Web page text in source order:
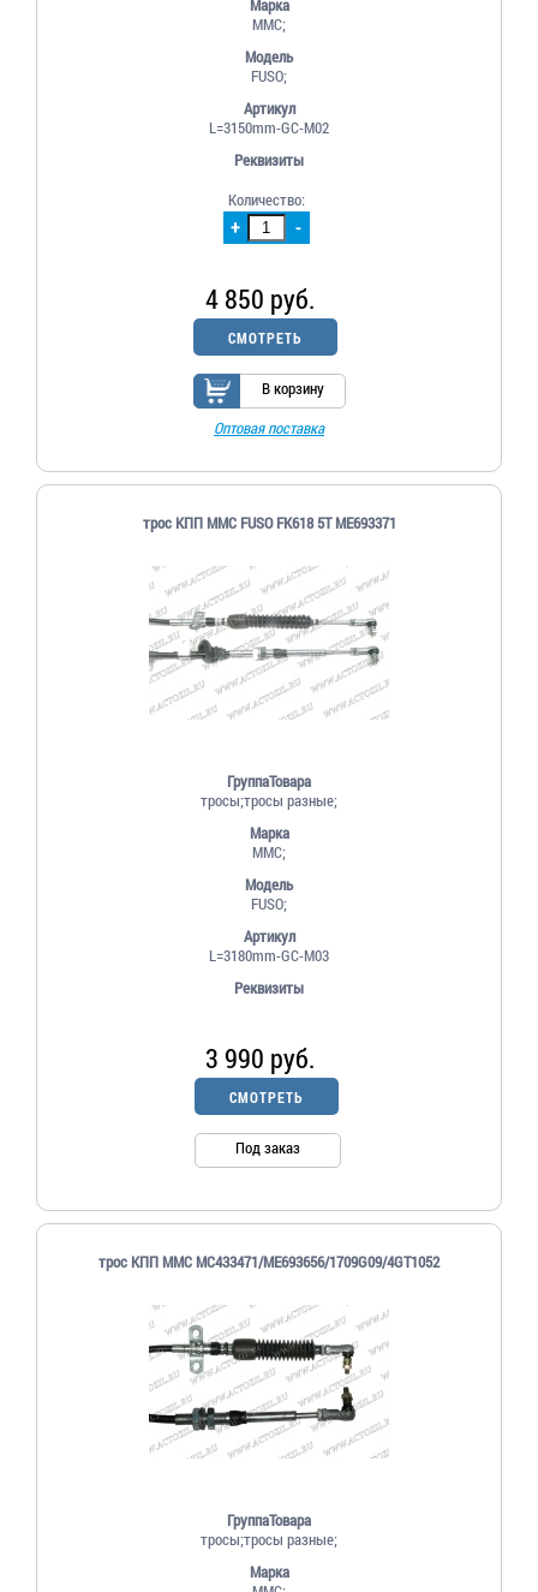
Марка
MMC;
Модель
FUSO;
Артикул
L=3150mm-GC-M02
Реквизиты
+ -
Количество:
4 850 руб.
СМОТРЕТЬ
В корзину
Оптовая поставка
трос КПП MMC FUSO FK618 5T ME693371
ГруппаТовара
тросы;тросы разные;
Марка
MMC;
Модель
FUSO;
Артикул
L=3180mm-GC-M03
Реквизиты
3 990 руб.
СМОТРЕТЬ
Под заказ
трос КПП MMC MC433471/ME693656/1709G09/4GT1052
ГруппаТовара
тросы;тросы разные;
Марка